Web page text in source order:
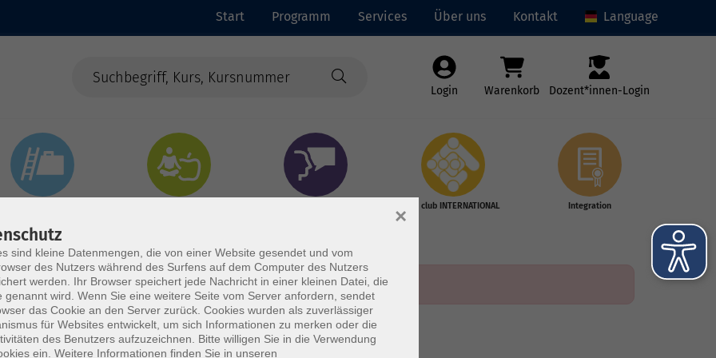
Start Programm Services Über uns Kontakt Language
Login Warenkorb Dozent*innen-Login
vhs club INTERNATIONAL Integration
sind kleine Datenmengen, die von einer Website gesendet und vom
des Nutzers während des Surfens auf dem Computer des Nutzers
werden. Ihr Browser speichert jede Nachricht in einer kleinen Datei, die
genannt wird. Wenn Sie eine weitere Seite vom Server anfordern, sendet
das Cookie an den Server zurück. Cookies wurden als zuverlässiger
für Websites entwickelt, um sich Informationen zu merken oder die
des Benutzers aufzuzeichnen. Bitte willigen Sie in die Verwendung
ein. Weitere Informationen finden Sie in unseren
×